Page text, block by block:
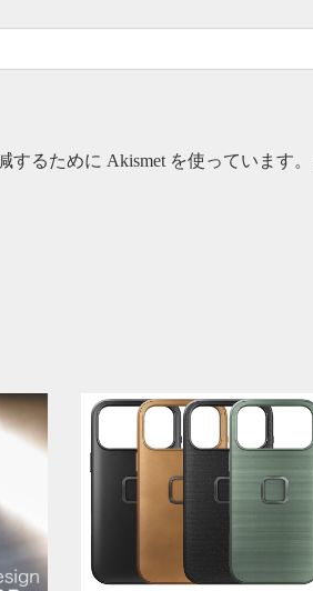
するために Akismet を使っています。